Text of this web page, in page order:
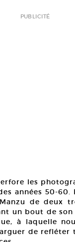
PUBLICITÉ
les
années 50-
de deux
un bout de
à laquelle
de refléter